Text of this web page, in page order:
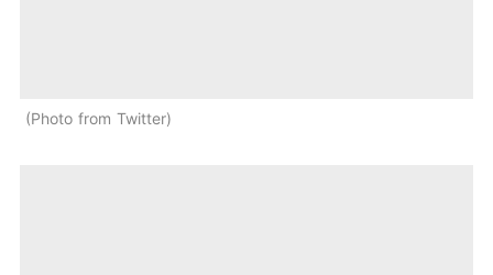
Photo from Twitter